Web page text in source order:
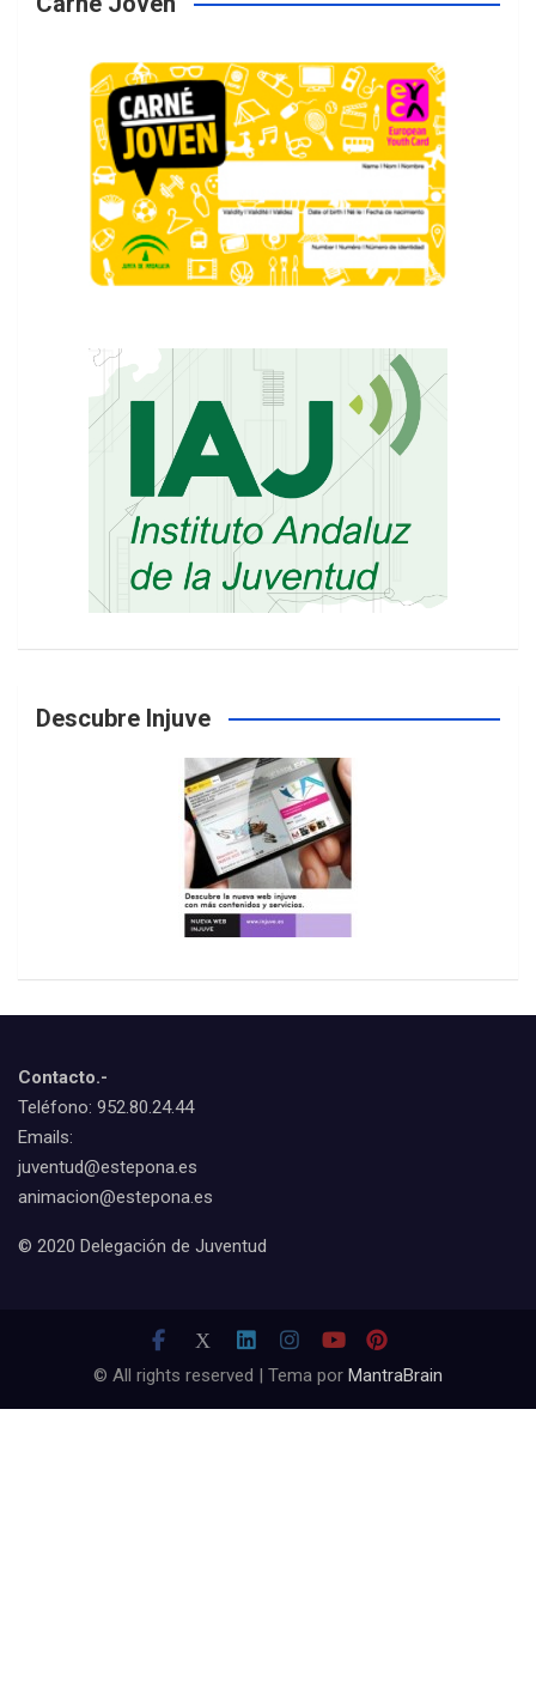
Descubre Injuve
Contacto.-
Teléfono: 952.80.24.44
Emails:
juventud@estepona.es
animacion@estepona.es
© 2020 Delegación de Juventud
© All rights reserved | Tema por MantraBrain